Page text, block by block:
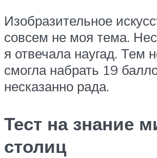
Изобразительное
совсем не моя тема.
я отвечала наугад. Тем
смогла набрать 19
несказанно рада.
Тест на знание
столиц